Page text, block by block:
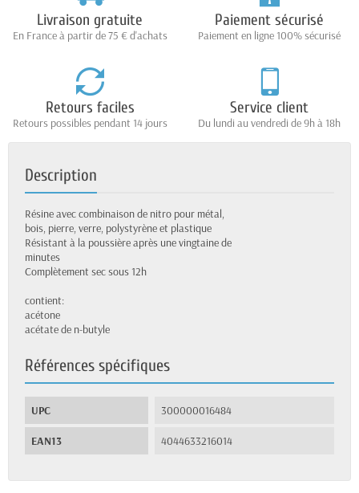
Livraison gratuite
En France à partir de 75 € d'achats
Paiement sécurisé
Paiement en ligne 100% sécurisé
Retours faciles
Retours possibles pendant 14 jours
Service client
Du lundi au vendredi de 9h à 18h
Description
Résine avec combinaison de nitro pour métal,
bois, pierre, verre, polystyrène et plastique
Résistant à la poussière après une vingtaine de
minutes
Complètement sec sous 12h
contient:
acétone
acétate de n-butyle
Références spécifiques
UPC 300000016484
EAN13 4044633216014